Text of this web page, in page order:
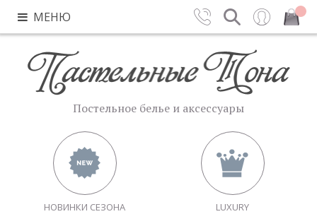
МЕНЮ Вход Закрыть
Постельное белье и аксессуары
НОВИНКИ СЕЗОНА LUXURY